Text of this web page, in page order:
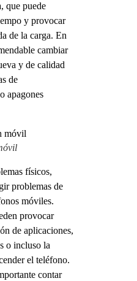
que puede
y provocar
de la carga. En
cambiar
y de calidad
de
apagones
físicos,
problemas de
móviles.
provocar
de aplicaciones,
o incluso la
el teléfono.
contar